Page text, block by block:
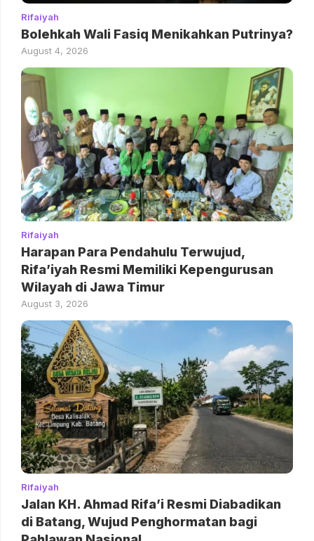
Rifaiyah
Bolehkah Wali Fasiq Menikahkan Putrinya?
August 4, 2026
Rifaiyah
Harapan Para Pendahulu Terwujud,
Rifa’iyah Resmi Memiliki Kepengurusan
Wilayah di Jawa Timur
August 3, 2026
Rifaiyah
Jalan KH. Ahmad Rifa’i Resmi Diabadikan
di Batang, Wujud Penghormatan bagi